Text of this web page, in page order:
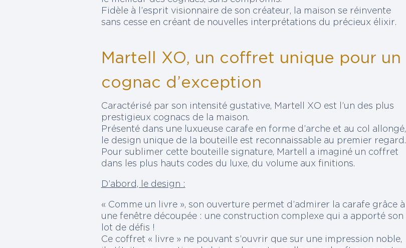
Fidèle à l’esprit visionnaire de son créateur, la maison se réinvente
sans cesse en créant de nouvelles interprétations du précieux élixir.
Martell XO, un coffret unique pour un
cognac d’exception
Caractérisé par son intensité gustative, Martell XO est l’un des plus
prestigieux cognacs de la maison.
Présenté dans une luxueuse carafe en forme d’arche et au col allongé,
le design unique de la bouteille est reconnaissable au premier regard.
Pour sublimer cette bouteille signature, Martell a imaginé un coffret
dans les plus hauts codes du luxe, du volume aux finitions.
D’abord, le design :
« Comme un livre », son ouverture permet d’admirer la carafe grâce à
une fenêtre découpée : une construction complexe qui a apporté son
lot de défis !
Ce coffret « livre » ne pouvant s’ouvrir que sur une impression noble,